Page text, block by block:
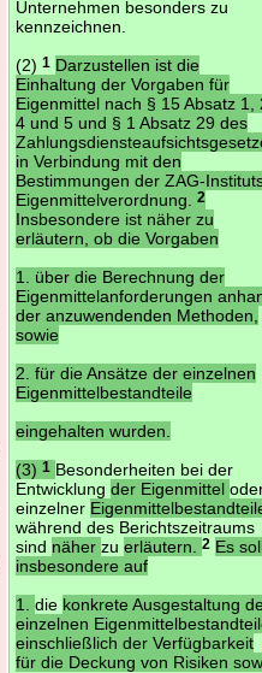
Unternehmen besonders zu
kennzeichnen.
(2)1 Darzustellen ist die
Einhaltung der Vorgaben für
Eigenmittel nach § 15 Absatz 1,
4 und 5 und § 1 Absatz 29 des
in Verbindung mit den
Bestimmungen der ZAG-
Eigenmittelverordnung.2
Insbesondere ist näher zu
erläutern, ob die Vorgaben
1. über die Berechnung der
Eigenmittelanforderungen
der anzuwendenden Methoden,
sowie
2. für die Ansätze der einzelnen
Eigenmittelbestandteile
eingehalten wurden.
(3)1 Besonderheiten bei der
Entwicklungder Eigenmittel
einzelner
während des Berichtszeitraums
sind näherzuerläutern.2 Es
insbesondere auf
1.die konkrete Ausgestaltung
einzelnen
einschließlich der Verfügbarkeit
für die Deckung von Risiken